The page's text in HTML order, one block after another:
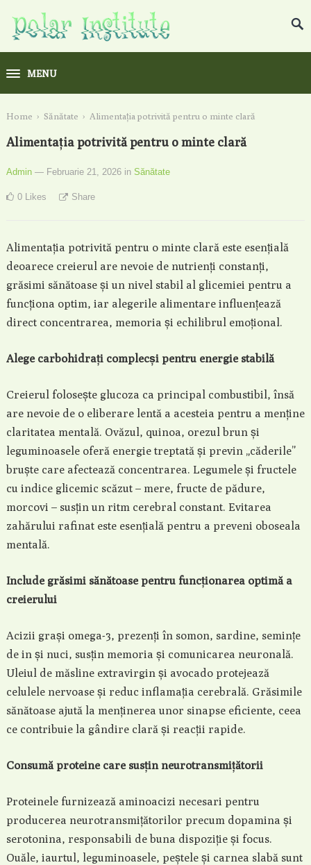
MENU
Home › Sănătate › Alimentația potrivită pentru o minte clară
Alimentația potrivită pentru o minte clară
Admin — Februarie 21, 2026 in Sănătate
0 Likes Share
Alimentația potrivită pentru o minte clară este esențială
deoarece creierul are nevoie de nutrienți constanți,
grăsimi sănătoase și un nivel stabil al glicemiei pentru a
funcționa optim, iar alegerile alimentare influențează
direct concentrarea, memoria și echilibrul emoțional.
Alege carbohidrați complecși pentru energie stabilă
Creierul folosește glucoza ca principal combustibil, însă
are nevoie de o eliberare lentă a acesteia pentru a menține
claritatea mentală. Ovăzul, quinoa, orezul brun și
leguminoasele oferă energie treptată și previn „căderile”
bruște care afectează concentrarea. Legumele și fructele
cu indice glicemic scăzut – mere, fructe de pădure,
morcovi – susțin un ritm cerebral constant. Evitarea
zahărului rafinat este esențială pentru a preveni oboseala
mentală.
Include grăsimi sănătoase pentru funcționarea optimă a
creierului
Acizii grași omega-3, prezenți în somon, sardine, semințe
de in și nuci, susțin memoria și comunicarea neuronală.
Uleiul de măsline extravirgin și avocado protejează
celulele nervoase și reduc inflamația cerebrală. Grăsimile
sănătoase ajută la menținerea unor sinapse eficiente, ceea
ce contribuie la gândire clară și reacții rapide.
Consumă proteine care susțin neurotransmițătorii
Proteinele furnizează aminoacizi necesari pentru
producerea neurotransmițătorilor precum dopamina și
serotonina, responsabili de buna dispoziție și focus.
Ouăle, iaurtul, leguminoasele, peștele și carnea slabă sunt